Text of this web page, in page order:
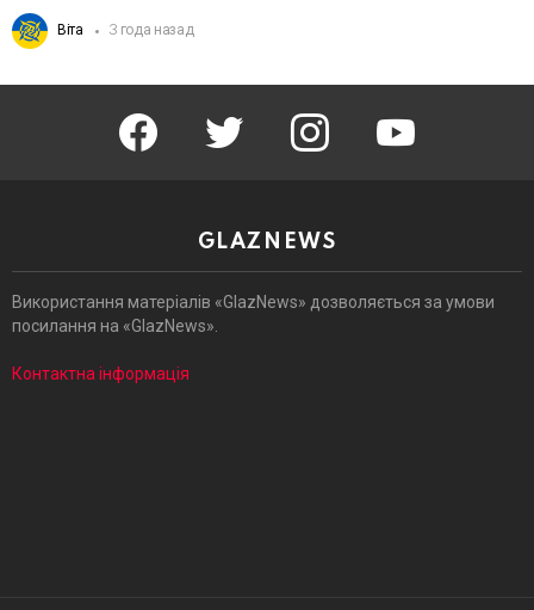
Віта 3 года назад
facebook twitter instagram youtube
GLAZNEWS
Використання матеріалів «GlazNews» дозволяється за умови
посилання на «GlazNews».
Контактна інформація